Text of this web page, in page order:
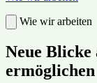
Wie wir arbeiten
Neue Blicke
ermöglichen